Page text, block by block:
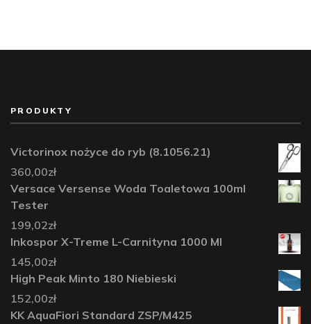
PRODUKTY
Victorinox nożyce do ryb (8.1056.21)
360,00zł
Versace Versense Woda Toaletowa 100ml
Tester
199,02zł
Inkospor X-Treme L-Carnityna 1000 Ml
145,00zł
High Peak Minto 180 Niebieski
152,00zł
KK AquaFiori Standard ZSP/M425